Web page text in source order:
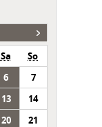
Sa
So
6
7
13
14
20
21